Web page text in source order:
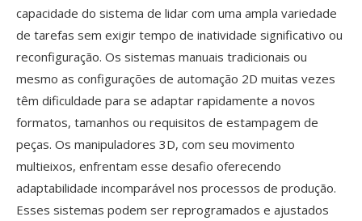
capacidade do sistema de lidar com uma ampla variedade
de tarefas sem exigir tempo de inatividade significativo ou
reconfiguração. Os sistemas manuais tradicionais ou
mesmo as configurações de automação 2D muitas vezes
têm dificuldade para se adaptar rapidamente a novos
formatos, tamanhos ou requisitos de estampagem de
peças. Os manipuladores 3D, com seu movimento
multieixos, enfrentam esse desafio oferecendo
adaptabilidade incomparável nos processos de produção.
Esses sistemas podem ser reprogramados e ajustados